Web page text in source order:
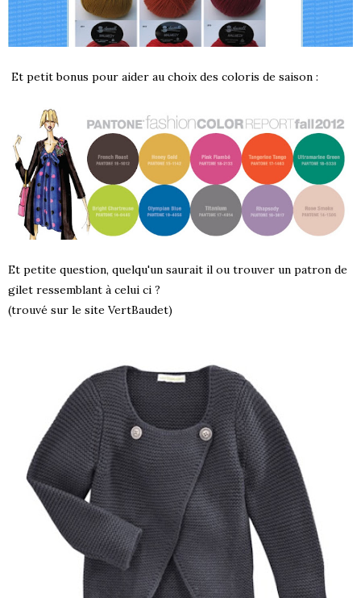
Et petit bonus pour aider au choix des coloris de saison :
Et petite question, quelqu'un saurait il ou trouver un patron de
gilet ressemblant à celui ci ?
(trouvé sur le site VertBaudet)